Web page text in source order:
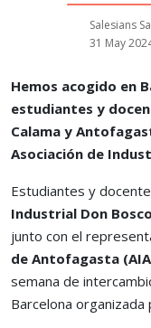
Salesians
31 May
Hemos acogido en
estudiantes y
Calama y
Asociación de
Estudiantes y
Industrial Don
junto con el
de Antofagasta
semana de
Barcelona organizada